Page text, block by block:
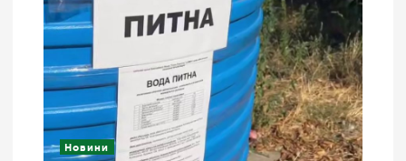
Новини